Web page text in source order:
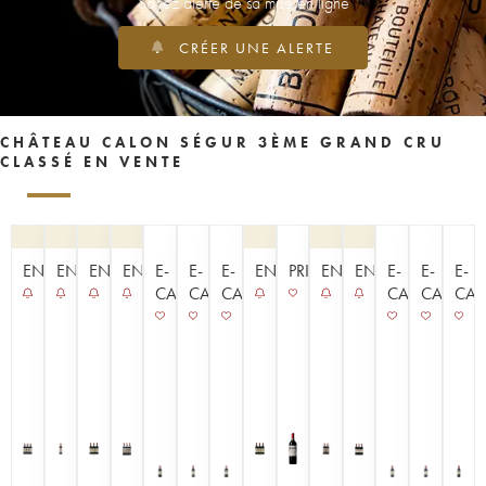
CRÉER UNE ALERTE
CHÂTEAU CALON SÉGUR 3ÈME GRAND CRU
CLASSÉ EN VENTE
ENCHÈREENCHÈREENCHÈREENCHÈRE
E-
CAVISTE
E-
CAVISTE
E-
CAVISTE
ENCHÈRE
PRIMEURENCHÈREENCHÈRE
E-
CAVISTE
E-
CAVISTE
E-